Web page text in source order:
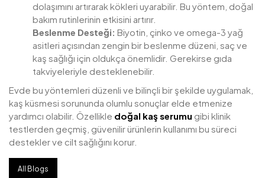
dolaşımını artırarak kökleri uyarabilir. Bu yöntem, doğal
bakım rutinlerinin etkisini artırır.
Beslenme Desteği: Biyotin, çinko ve omega-3 yağ
asitleri açısından zengin bir beslenme düzeni, saç ve
kaş sağlığı için oldukça önemlidir. Gerekirse gıda
takviyeleriyle desteklenebilir.
Evde bu yöntemleri düzenli ve bilinçli bir şekilde uygulamak,
kaş küsmesi sorununda olumlu sonuçlar elde etmenize
yardımcı olabilir. Özellikle doğal kaş serumu gibi klinik
testlerden geçmiş, güvenilir ürünlerin kullanımı bu süreci
destekler ve cilt sağlığını korur.
All Blogs